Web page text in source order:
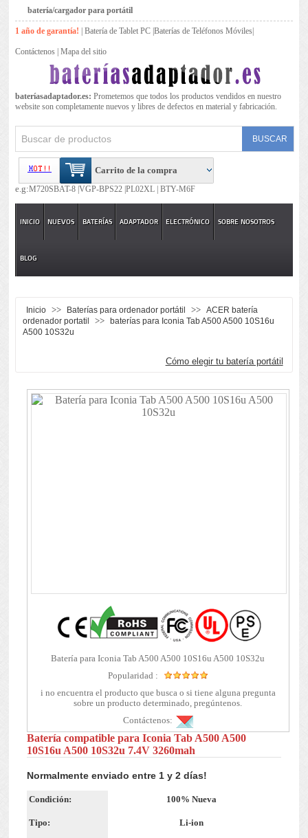
batería/cargador para portátil
1 año de garantía! |Batería de Tablet PC |Baterías de Teléfonos Móviles
Contáctenos |Mapa del sitio
bateríasadaptador.es: Prometemos que todos los productos vendidos en nuestro
website son completamente nuevos y libres de defectos en material y fabricación.
Carrito de la compra
e.g:M720SBAT-8 |VGP-BPS22 |PL02XL | BTY-M6F
INICIO NUEVOS BATERÍAS ADAPTADOR ELECTRÓNICO SOBRE NOSOTROS
BLOG
Inicio >> Baterías para ordenador portátil >>
ACER batería
ordenador portatil
>>
baterías para Iconia Tab A500 A500 10S16u
A500 10S32u
Cómo elegir tu batería portátil
Batería para Iconia Tab A500 A500 10S16u A500 10S32u
Popularidad :
i no encuentra el producto que busca o si tiene alguna pregunta
sobre un producto determinado, pregúntenos.
Contáctenos:
Batería compatible para Iconia Tab A500 A500
10S16u A500 10S32u 7.4V 3260mah
Normalmente enviado entre 1 y 2 días!
Condición: 100% Nueva
Tipo: Li-ion